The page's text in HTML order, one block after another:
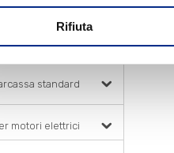
Rifiuta
quadrati
standard
motori elettrici